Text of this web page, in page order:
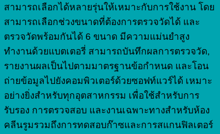
สามารถเลือกได้หลายรุ่นให้เหมาะกับการใช้งาน โดย
สามารถเลือกช่วงขนาดที่ต้องการตรวจวัดได้ และ
ตรวจวัดพร้อมกันได้ 6 ขนาด มีความแม่นยำสูง
ทำงานด้วยแบตเตอรี่ สามารถบันทึกผลการตรวจวัด,
รายงานผลเป็นไปตามมาตรฐานข้อกำหนด และโอน
ถ่ายข้อมูลไปยังคอมพิวเตอร์ด้วยซอฟท์แวร์ได้ เหมาะ
อย่างยิ่งสำหรับทุกอุตสาหกรรม เพื่อใช้สำหรับการ
รับรอง การตรวจสอบ และงานเฉพาะทางสำหรับห้อง
คลีนรูมรวมถึงการทดสอบก๊าซและการสแกนฟิลเตอร์